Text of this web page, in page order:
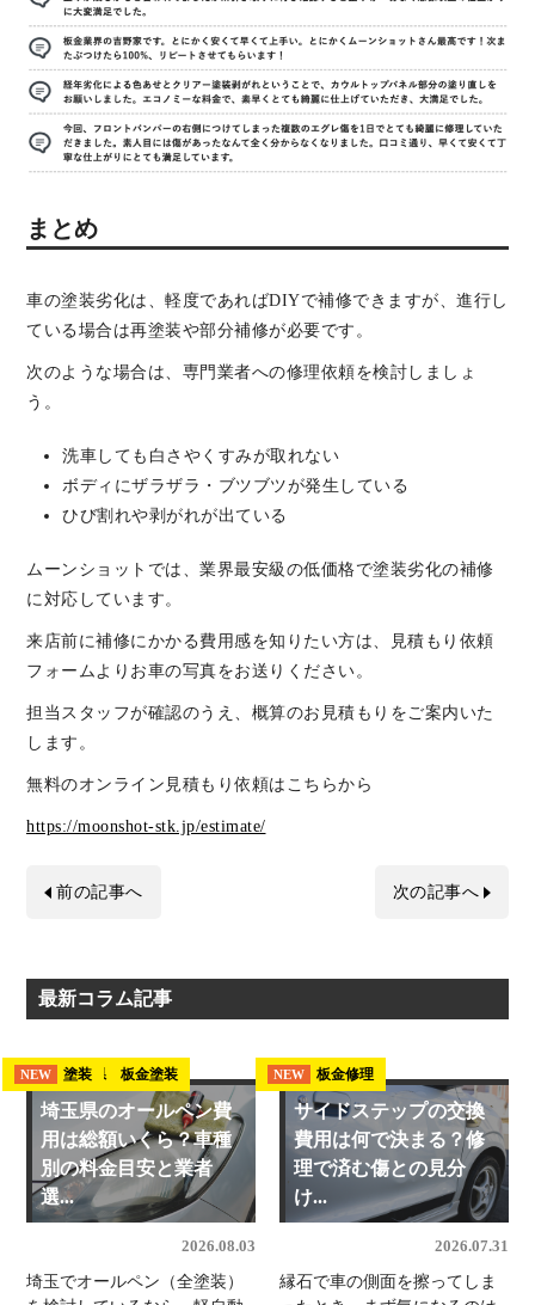
まとめ
車の塗装劣化は、軽度であればDIYで補修できますが、進行し
ている場合は再塗装や部分補修が必要です。
次のような場合は、専門業者への修理依頼を検討しましょ
う。
洗車しても白さやくすみが取れない
ボディにザラザラ・ブツブツが発生している
ひび割れや剥がれが出ている
ムーンショットでは、業界最安級の低価格で塗装劣化の補修
に対応しています。
来店前に補修にかかる費用感を知りたい方は、見積もり依頼
フォームよりお車の写真をお送りください。
担当スタッフが確認のうえ、概算のお見積もりをご案内いた
します。
無料のオンライン見積もり依頼はこちらから
https://moonshot-stk.jp/estimate/
前の記事へ 次の記事へ
最新コラム記事
NEW 埼玉県 板金塗装
NEW 塗装
埼玉県のオールペン費
用は総額いくら？車種
別の料金目安と業者
選...
2026.08.03
埼玉でオールペン（全塗装）
NEW 板金修理
サイドステップの交換
費用は何で決まる？修
理で済む傷との見分
け...
2026.07.31
縁石で車の側面を擦ってしま